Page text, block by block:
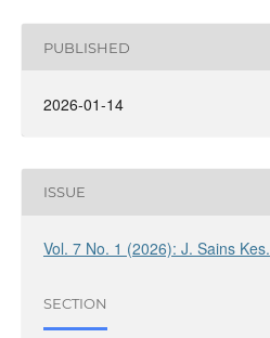
PUBLISHED
2026-01-14
ISSUE
Vol. 7 No. 1 (2026): J. Sains Kes.
SECTION